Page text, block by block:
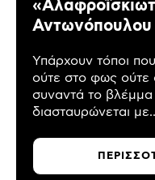
Αντωνόπουλου
Υπάρχουν τόποι
ούτε στο φως ούτε
συναντά το βλέμμα
διασταυρώνεται